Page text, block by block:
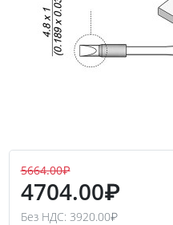
5664.00₽
4704.00₽
Без НДС: 3920.00₽